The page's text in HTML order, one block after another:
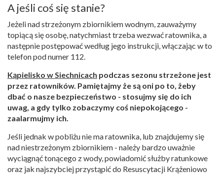
A jeśli coś się stanie?
Jeżeli nad strzeżonym zbiornikiem wodnym, zauważymy
topiącą się osobę, natychmiast trzeba wezwać ratownika, a
następnie postępować według jego instrukcji, włączając w to
telefon pod numer 112.
Kąpielisko w Siechnicach podczas sezonu strzeżone jest
przez ratowników. Pamiętajmy że są oni po to, żeby
dbać o nasze bezpieczeństwo - stosujmy się do ich
uwag, a gdy tylko zobaczymy coś niepokojącego -
zaalarmujmy ich.
Jeśli jednak w pobliżu nie ma ratownika, lub znajdujemy się
nad niestrzeżonym zbiornikiem - należy bardzo uważnie
wyciągnąć tonącego z wody, powiadomić służby ratunkowe
oraz jak najszybciej przystąpić do Resuscytacji Krążeniowo